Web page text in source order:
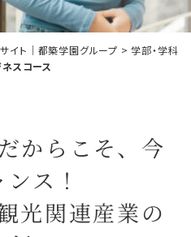
ト｜都築学園グループ > 学部・学科
スコース
からこそ、今
ス！
光関連産業の